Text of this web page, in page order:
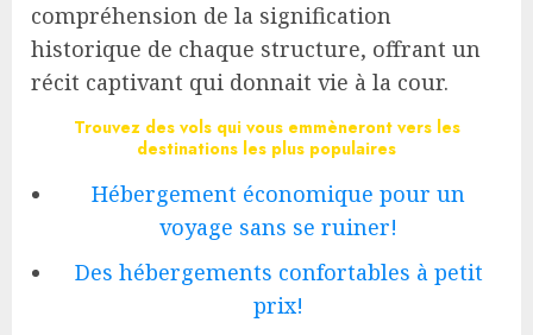
compréhension de la signification
historique de chaque structure, offrant un
récit captivant qui donnait vie à la cour.
Trouvez des vols qui vous emmèneront vers les
destinations les plus populaires
Hébergement économique pour un
voyage sans se ruiner!
Des hébergements confortables à petit
prix!